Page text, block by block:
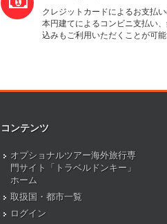
クレジットカードによるお支払い
本円建てによるコンビニ支払い、
込みもご利用いただくことが可能
コンテンツ
オプショナルツアー海外旅行専
門サイト「トラベルドンキー」
ホーム
取扱国・都市一覧
ログイン